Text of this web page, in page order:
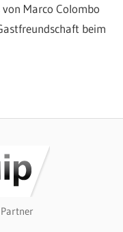
Marco Colombo
beim